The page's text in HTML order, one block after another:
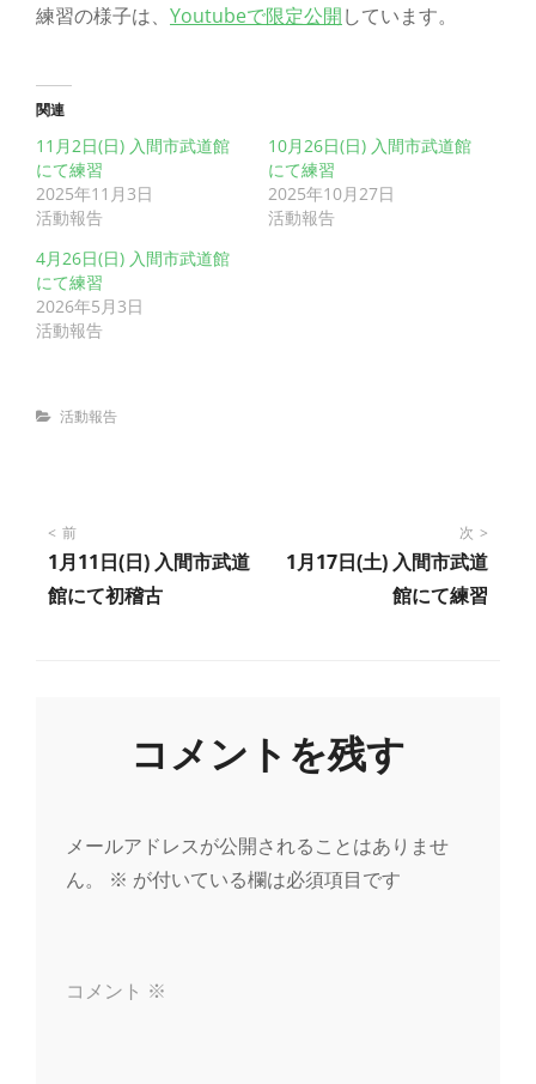
練習の様子は、 Youtubeで限定公開しています。
関連
11月2日(日) 入間市武道館
にて練習
2025年11月3日
活動報告
10月26日(日) 入間市武道館
にて練習
2025年10月27日
活動報告
4月26日(日) 入間市武道館
にて練習
2026年5月3日
活動報告
Categories
活動報告
投
稿
ー
ョ
前
1月11日(日) 入間市武道
館にて初稽古
次
1月17日(土) 入間市武道
館にて練習
コメントを残す
メールアドレスが公開されることはありませ
ん。
※ が付いている欄は必須項目です
コメント ※